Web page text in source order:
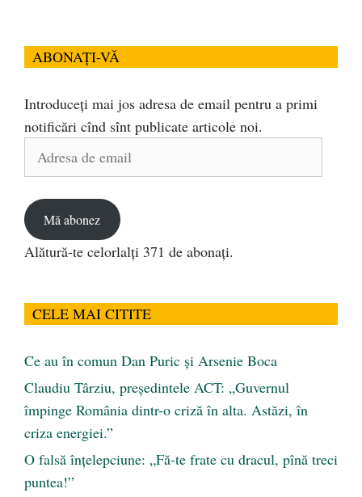
ABONAȚI-VĂ
Introduceți mai jos adresa de email pentru a primi
notificări cînd sînt publicate articole noi.
Adresa
Mă abonez
Alătură-te celorlalți 371 de abonați.
CELE MAI CITITE
Ce au în comun Dan Puric şi Arsenie Boca
Claudiu Târziu, președintele ACT: „Guvernul
împinge România dintr-o criză în alta. Astăzi, în
criza energiei.”
O falsă înțelepciune: „Fă-te frate cu dracul, pînă treci
puntea!”